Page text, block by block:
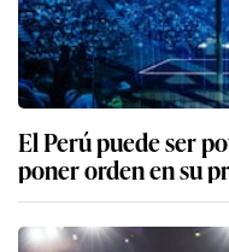
El Perú puede ser
poner orden en su